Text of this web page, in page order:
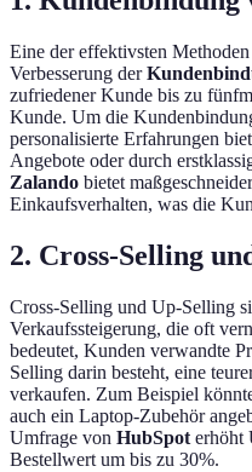
Eine der effektivsten
Verbesserung der
zufriedener Kunde bis zu
Kunde. Um die
personalisierte Erfahrungen
Angebote oder durch
Zalando bietet
Einkaufsverhalten, was die
2. Cross-Selling
Cross-Selling und Up-Selling
Verkaufssteigerung, die oft
bedeutet, Kunden verwandte
Selling darin besteht, eine
verkaufen. Zum Beispiel
auch ein Laptop-Zubehör
Umfrage von HubSpot erhöht
Bestellwert um bis zu 30%.